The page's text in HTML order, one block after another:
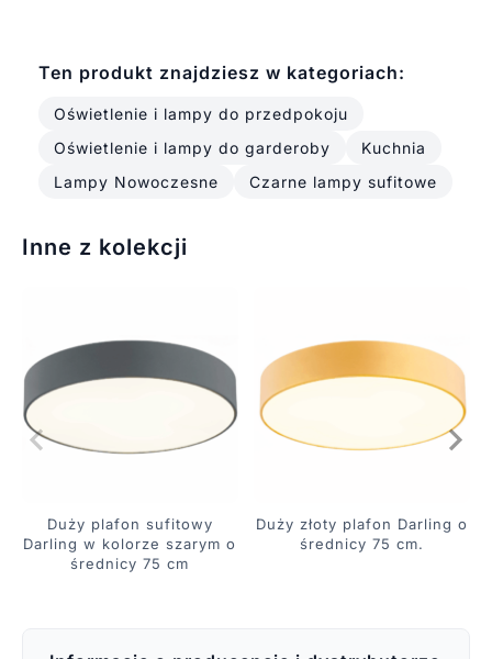
Ten produkt znajdziesz w kategoriach:
Oświetlenie i lampy do przedpokoju
Oświetlenie i lampy do garderoby
Kuchnia
Lampy Nowoczesne
Czarne lampy sufitowe
Inne z kolekcji
Duży plafon sufitowy
Darling w kolorze szarym o
średnicy 75 cm
Duży złoty plafon Darling o
średnicy 75 cm.